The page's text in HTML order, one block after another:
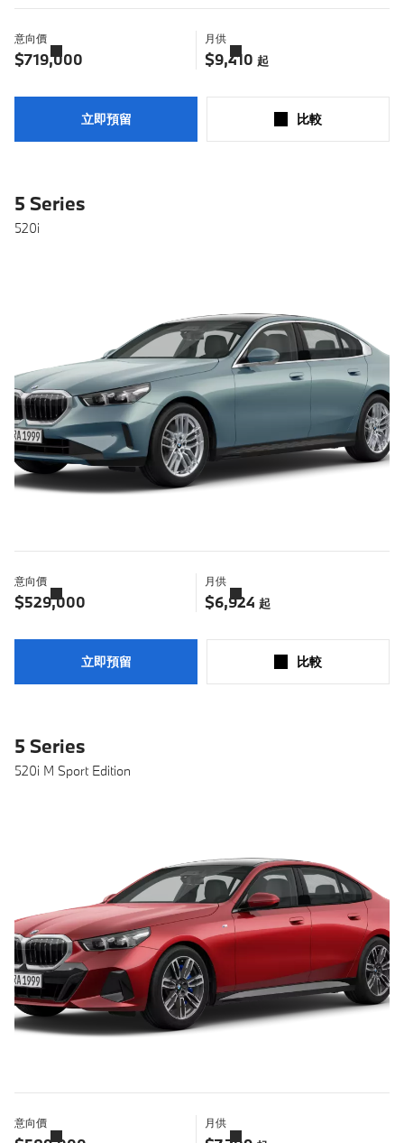
意向價
更
$719,000
月供
更
$9,410起
立即預留 比較​
5 Series
520i
意向價
更
$529,000
月供
更
$6,924起
立即預留 比較​
5 Series
520i M Sport Edition
意向價 月供